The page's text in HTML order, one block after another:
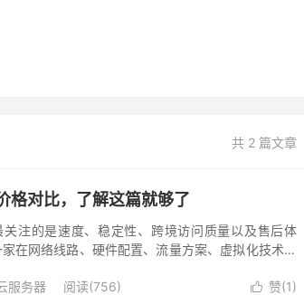
共 2 篇文章
格对比，了解这篇就够了
注的是速度、稳定性、跨境访问质量以及售后体
在网络线路、硬件配置、流量方案、虚拟化技术以
 赞(1)
服务器 阅读(756)